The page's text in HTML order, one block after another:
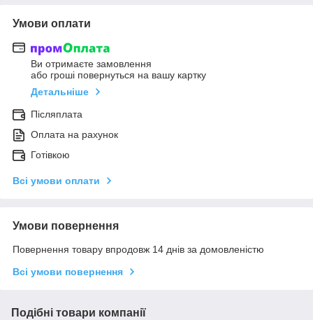
Умови оплати
Ви отримаєте замовлення
або гроші повернуться на вашу картку
Детальніше
Післяплата
Оплата на рахунок
Готівкою
Всі умови оплати
Умови повернення
Повернення товару впродовж 14 днів за домовленістю
Всі умови повернення
Подібні товари компанії